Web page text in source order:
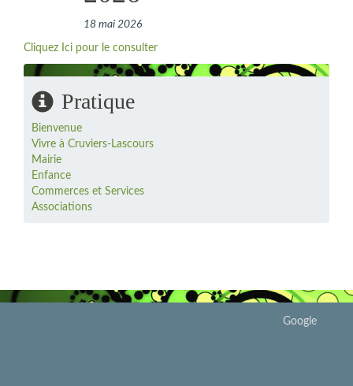
18 mai 2026
Cliquez Ici pour le consulter
Pratique
Bienvenue
Vivre à Cruviers-Lascours
Mairie
Enfance
Commerces et Services
Associations
Google